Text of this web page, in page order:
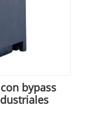
bypass